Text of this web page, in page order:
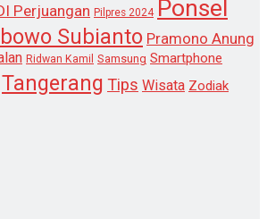
Perjuangan Pilpres 2024 Ponsel
Subianto Pramono Anung
Ridwan Kamil Samsung Smartphone
Tangerang Tips Wisata Zodiak